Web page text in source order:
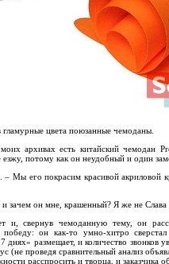
гламурные цвета поюзанные чемоданы.
архивах есть китайский чемодан
потому как он неудобный и один
Мы его покрасим красивой акриловой
и зачем он мне, крашенный? Я же не
и, свернув чемоданную тему, он
победу: он как-то умно-хитро
днях» размещает, и количество звонков
(не проведя сравнительный анализ
расспросить и творца, и заказчика